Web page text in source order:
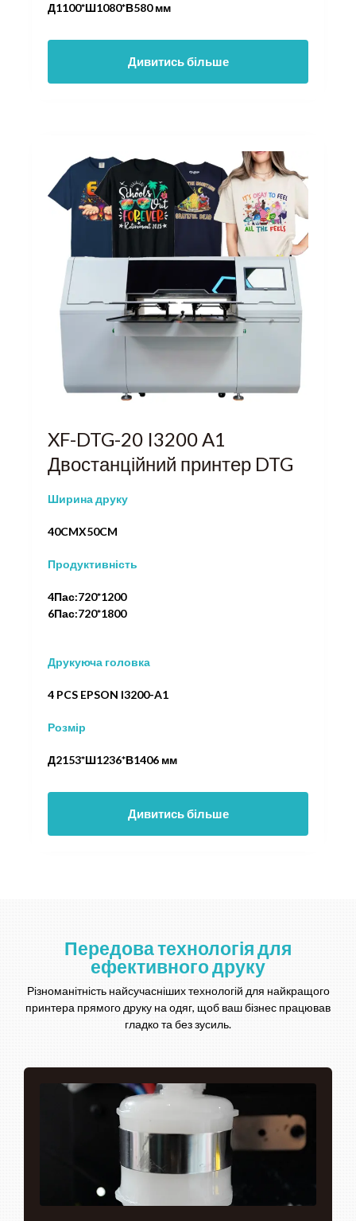
Д1100*Ш1080*В580 мм
Дивитись більше
XF-DTG-20 I3200 A1
Двостанційний принтер DTG
Ширина друку
40CMX50CM
Продуктивність
4Пас:720*1200
6Пас:720*1800
Друкуюча головка
4 PCS EPSON I3200-A1
Розмір
Д2153*Ш1236*В1406 мм
Дивитись більше
Передова технологія для
ефективного друку
Різноманітність найсучасніших технологій для найкращого
принтера прямого друку на одяг, щоб ваш бізнес працював
гладко та без зусиль.